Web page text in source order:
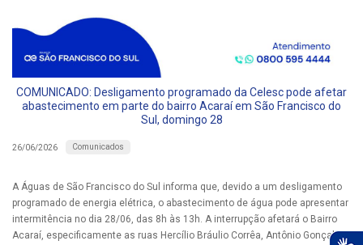
COMUNICADO: Desligamento programado da Celesc pode afetar
abastecimento em parte do bairro Acaraí em São Francisco do
Sul, domingo 28
26/06/2026 Comunicados
A Águas de São Francisco do Sul informa que, devido a um desligamento
programado de energia elétrica, o abastecimento de água pode apresentar
intermitência no dia 28/06, das 8h às 13h. A interrupção afetará o Bairro
Acaraí, especificamente as ruas Hercílio Bráulio Corrêa, Antônio Gonçalves